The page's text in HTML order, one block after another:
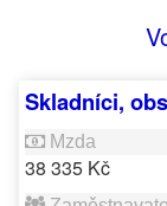
Skladníci,
38 335 Kč